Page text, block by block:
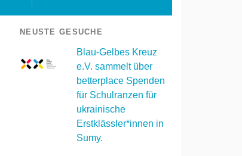
NEUSTE GESUCHE
Blau-Gelbes Kreuz
e.V. sammelt über
betterplace Spenden
für Schulranzen für
ukrainische
Erstklässler*innen in
Sumy.